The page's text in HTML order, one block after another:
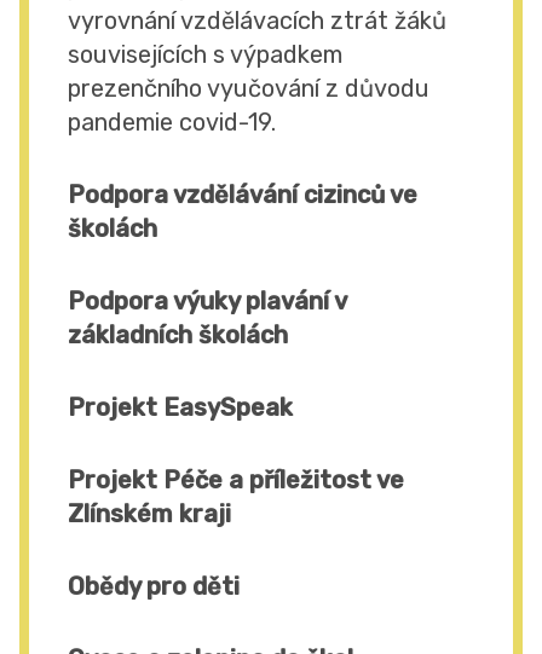
vyrovnání vzdělávacích ztrát žáků
souvisejících s výpadkem
prezenčního vyučování z důvodu
pandemie covid-19.
Podpora vzdělávání cizinců ve
školách
Podpora výuky plavání v
základních školách
Projekt EasySpeak
Projekt Péče a příležitost ve
Zlínském kraji
Obědy pro děti